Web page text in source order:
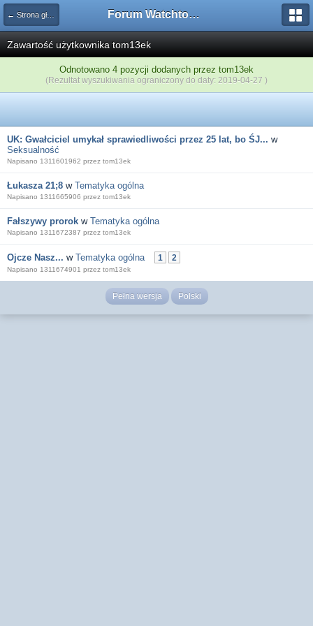
← Strona główna Forum Watchtower
Zawartość użytkownika tom13ek
Odnotowano 4 pozycji dodanych przez tom13ek
(Rezultat wyszukiwania ograniczony do daty: 2019-04-27 )
UK: Gwałciciel umykał sprawiedliwości przez 25 lat, bo ŚJ... w
Seksualność
Napisano 1311601962 przez tom13ek
Łukasza 21;8 w Tematyka ogólna
Napisano 1311665906 przez tom13ek
Fałszywy prorok w Tematyka ogólna
Napisano 1311672387 przez tom13ek
Ojcze Nasz... w Tematyka ogólna 1 2
Napisano 1311674901 przez tom13ek
Pełna wersja Polski